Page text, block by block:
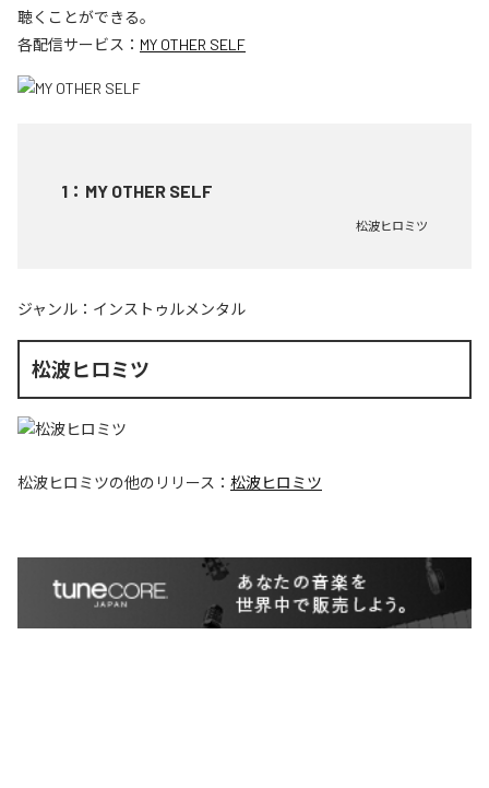
聴くことができる。
各配信サービス： MY OTHER SELF
1 ： MY OTHER SELF
松波ヒロミツ
ジャンル： インストゥルメンタル
松波ヒロミツ
松波ヒロミツの他のリリース： 松波ヒロミツ